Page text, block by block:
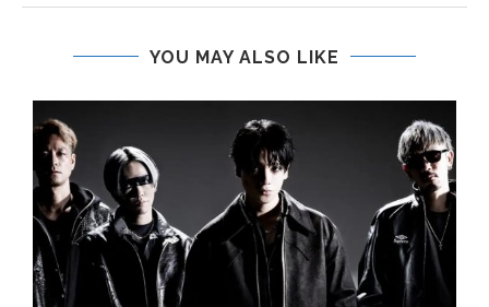
YOU MAY ALSO LIKE